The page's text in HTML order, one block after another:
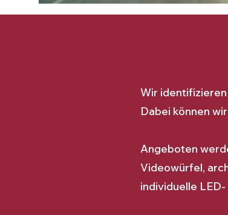
Wir
Dabei können
Angeboten
Videowürfel,
individuelle